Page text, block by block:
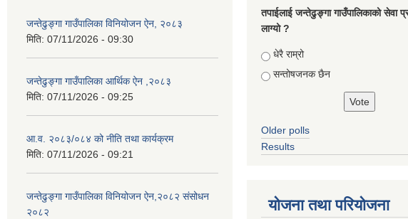
जन्तेढुङ्गा गाउँपालिका विनियोजन ऐन, २०८३
मिति: 07/11/2026 - 09:30
जन्तेढुङ्गा गाउँपालिका आर्थिक ऐन ,२०८३
मिति: 07/11/2026 - 09:25
आ.व. २०८३/०८४ को नीति तथा कार्यक्रम
मिति: 07/11/2026 - 09:21
जन्तेढुङ्गा गाउँपालिका विनियोजन ऐन,२०८२ संसोधन
२०८२
तपाईलाई जन्तेढुङ्गा गाउँपालिकाको सेवा
लाग्यो ?
Choices
धेरै राम्रो
सन्तोषजनक छैन
Older polls
Results
योजना तथा परियोजना